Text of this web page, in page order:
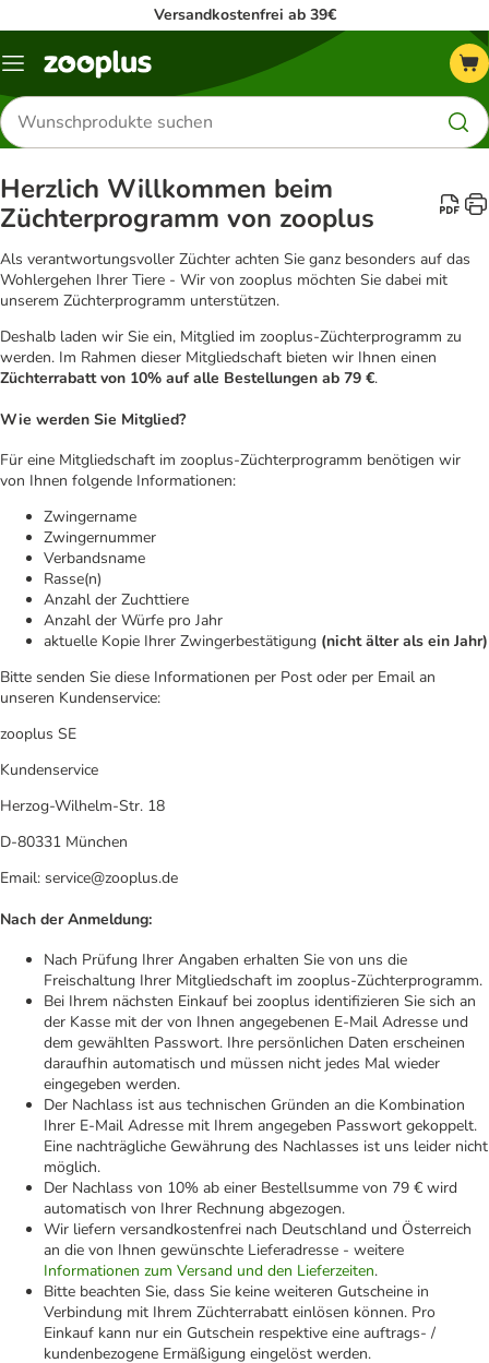
Versandkostenfrei ab 39€
Menü
Produkte
suchen
Herzlich Willkommen beim
Züchterprogramm von zooplus
Als verantwortungsvoller Züchter achten Sie ganz besonders auf das
Wohlergehen Ihrer Tiere - Wir von zooplus möchten Sie dabei mit
unserem Züchterprogramm unterstützen.
Deshalb laden wir Sie ein, Mitglied im zooplus-Züchterprogramm zu
werden. Im Rahmen dieser Mitgliedschaft bieten wir Ihnen einen
Züchterrabatt von 10% auf alle Bestellungen ab 79 €.
Wie werden Sie Mitglied?
Für eine Mitgliedschaft im zooplus-Züchterprogramm benötigen wir
von Ihnen folgende Informationen:
Zwingername
Zwingernummer
Verbandsname
Rasse(n)
Anzahl der Zuchttiere
Anzahl der Würfe pro Jahr
aktuelle Kopie Ihrer Zwingerbestätigung (nicht älter als ein Jahr)
Bitte senden Sie diese Informationen per Post oder per Email an
unseren Kundenservice:
zooplus SE
Kundenservice
Herzog-Wilhelm-Str. 18
D-80331 München
Email: service@zooplus.de
Nach der Anmeldung:
Nach Prüfung Ihrer Angaben erhalten Sie von uns die
Freischaltung Ihrer Mitgliedschaft im zooplus-Züchterprogramm.
Bei Ihrem nächsten Einkauf bei zooplus identifizieren Sie sich an
der Kasse mit der von Ihnen angegebenen E-Mail Adresse und
dem gewählten Passwort. Ihre persönlichen Daten erscheinen
daraufhin automatisch und müssen nicht jedes Mal wieder
eingegeben werden.
Der Nachlass ist aus technischen Gründen an die Kombination
Ihrer E-Mail Adresse mit Ihrem angegeben Passwort gekoppelt.
Eine nachträgliche Gewährung des Nachlasses ist uns leider nicht
möglich.
Der Nachlass von 10% ab einer Bestellsumme von 79 € wird
automatisch von Ihrer Rechnung abgezogen.
Wir liefern versandkostenfrei nach Deutschland und Österreich
an die von Ihnen gewünschte Lieferadresse - weitere
Informationen zum Versand und den Lieferzeiten.
Bitte beachten Sie, dass Sie keine weiteren Gutscheine in
Verbindung mit Ihrem Züchterrabatt einlösen können. Pro
Einkauf kann nur ein Gutschein respektive eine auftrags- /
kundenbezogene Ermäßigung eingelöst werden.